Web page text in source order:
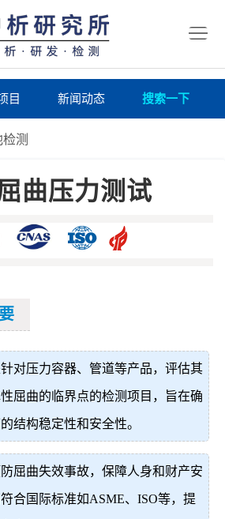
目 新闻动态 搜索一下
测
曲压力测试
对压力容器、管道等产品，评估其
屈曲的临界点的检测项目，旨在确
结构稳定性和安全性。
屈曲失效事故，保障人身和财产安
合国际标准如ASME、ISO等，提